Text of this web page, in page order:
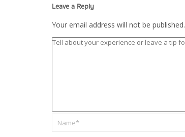
Leave a Reply
Your email address will not be published.